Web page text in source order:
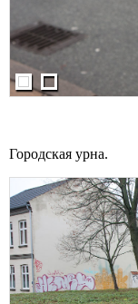
Городская урна.